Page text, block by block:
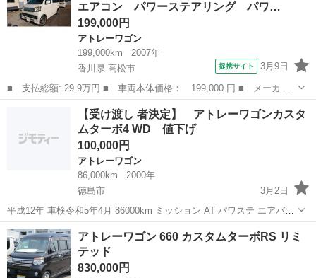
格ミラー パ...
エアコン パワーステアリング パワ…
199,000円
アトレーワゴン
199,000km
2007年
香川県 高松市
提携サイト 3月9日
■ 支払総額: 29.9万円 ■ 車両本体価格： 199,000 円 ■ メーカー
名： ダイハツ ■ 車種名： アトレーワゴン ■ グレード名： カ
スタムターボＲ エアコン パワーステアリング パワーウィンド
ウ キーレスエ...
アトレーワゴン
【受け渡し 者決定】 アトレーワゴンカスタ
ムターボ4 WD 値下げ
100,000円
アトレーワゴン
86,000km
2000年
徳島市
3月2日
平成12年 車検令和5年4月 86000km ミッション AT パワステ エアバッ
グ 3000キロ毎にオイル交換していますのでエンジン機関絶好調 オイ
ル オイルフィルター交換済み イグニッションプラグ全交換 タイミン
グベルト...
徳島 徳島市 アトレーワゴン 令和5年
アトレーワゴン 660 カスタムターボRS リミ
テッド
830,000円